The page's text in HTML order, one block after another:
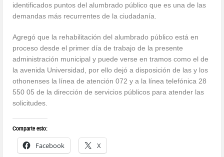
identificados puntos del alumbrado público que es una de las
demandas más recurrentes de la ciudadanía.
Agregó que la rehabilitación del alumbrado público está en
proceso desde el primer día de trabajo de la presente
administración municipal y puede verse en tramos como el de
la avenida Universidad, por ello dejó a disposición de las y los
othonenses la línea de atención 072 y a la línea telefónica 28
550 05 de la dirección de servicios públicos para atender las
solicitudes.
Comparte esto:
Facebook X